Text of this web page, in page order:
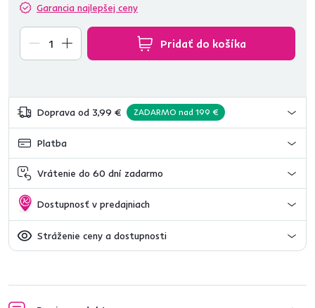
Garancia najlepšej ceny
Pridať do košíka
Doprava od 3,99 € ZADARMO nad 199 €
Platba
Vrátenie do 60 dní zadarmo
Dostupnosť v predajniach
Stráženie ceny a dostupnosti